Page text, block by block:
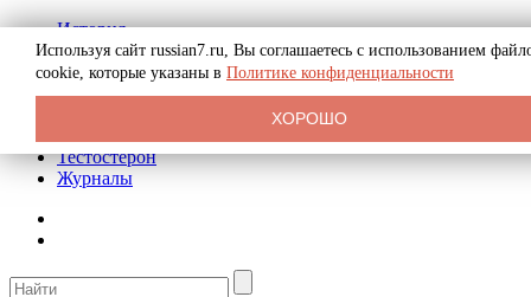
История
Биография
Криминал
Реклама на сайте
Тестостерон
Журналы
Используя сайт russian7.ru, Вы соглашаетесь с использованием
cookie, которые указаны в Политике конфиденциальности
ХОРОШО